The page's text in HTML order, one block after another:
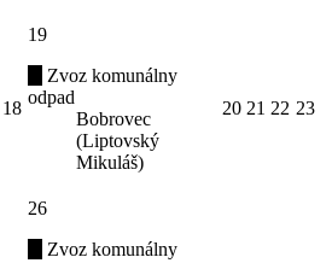
18
19
Zvoz komunálny
odpad
Bobrovec
(Liptovský
Mikuláš)
20 21 22 23
26
Zvoz komunálny